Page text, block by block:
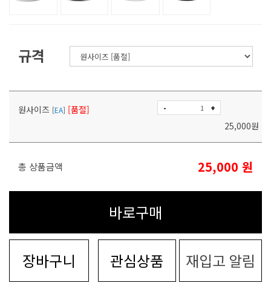
규격
원사이즈 [EA] [품절] - +
25,000원
총 상품금액 25,000 원
바로구매
장바구니 관심상품 재입고 알림